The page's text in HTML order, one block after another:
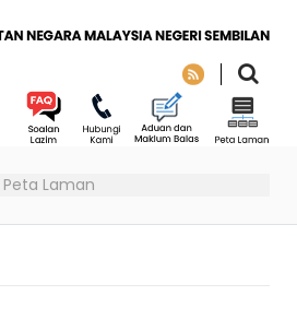
Peta Laman